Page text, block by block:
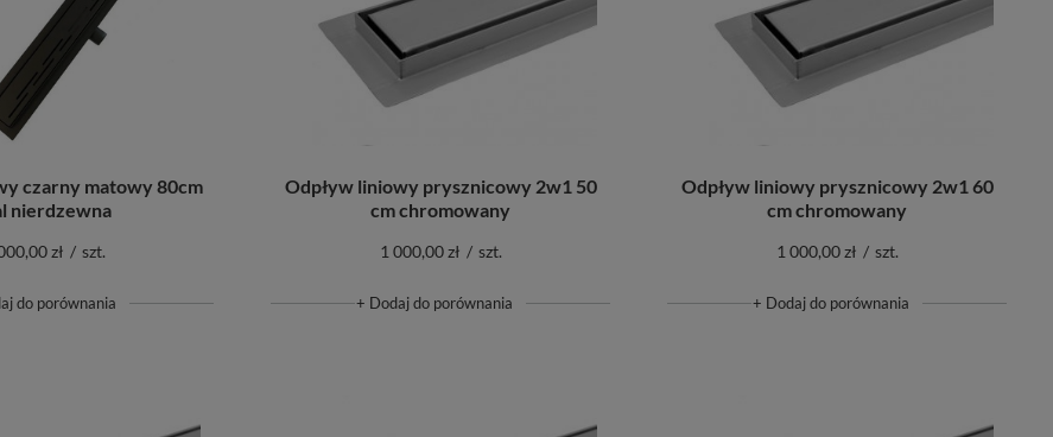
czarny matowy 80cm
nierdzewna
zł / szt.
do porównania
Odpływ liniowy prysznicowy 2w1 50
cm chromowany
1 000,00 zł / szt.
+ Dodaj do porównania
Odpływ liniowy prysznicowy 2w1 60
cm chromowany
1 000,00 zł / szt.
+ Dodaj do porównania